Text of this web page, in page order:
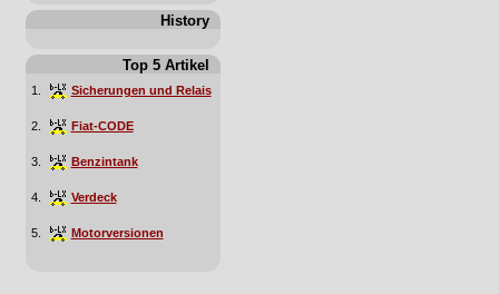
History
Top 5 Artikel
1. Sicherungen und Relais
2. Fiat-CODE
3. Benzintank
4. Verdeck
5. Motorversionen